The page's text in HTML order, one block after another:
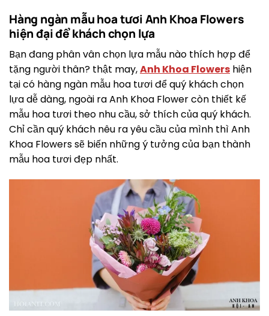
Hàng ngàn mẫu hoa tươi Anh Khoa Flowers
hiện đại để khách chọn lựa
Bạn đang phân vân chọn lựa mẫu nào thích hợp để
tặng người thân? thật may,Anh Khoa Flowers hiện
tại có hàng ngàn mẫu hoa tươi để quý khách chọn
lựa dễ dàng, ngoài ra Anh Khoa Flower còn thiết kế
mẫu hoa tươi theo nhu cầu, sở thích của quý khách.
Chỉ cần quý khách nêu ra yêu cầu của mình thì Anh
Khoa Flowers sẽ biến những ý tưởng của bạn thành
mẫu hoa tươi đẹp nhất.